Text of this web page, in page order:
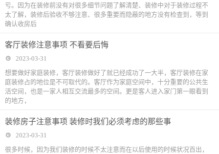
亏。因为在装修前没有对很多细节问题了解清楚、装修中对于装修过程不
太了解，装修后验收不够注意、很多重要而隐蔽的地方没有检查到，等到
确认收房后
客厅装修注意事项 不看要后悔
2023-03-31
想要做好家庭装修，客厅装修做好了就已经成功了一大半，客厅装修在家
庭装修占的地位是不可取代的。客厅作为家庭空间中，十分重要的公共生
活空间，也是一家人相互交流最多的空间。更是客人进入家门第一眼看到
的地方，
装修房子注意事项 装修时我们必须考虑的那些事
2023-03-31
很多时候，因为我们装修的时候不太注意而在以后使用的时候状况百出，